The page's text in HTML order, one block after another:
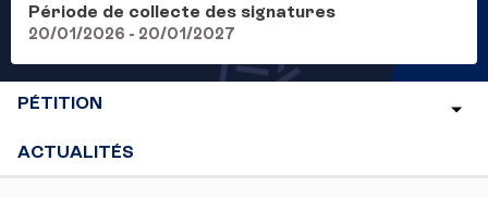
Période de collecte des signatures
20/01/2026 - 20/01/2027
PÉTITION
ACTUALITÉS